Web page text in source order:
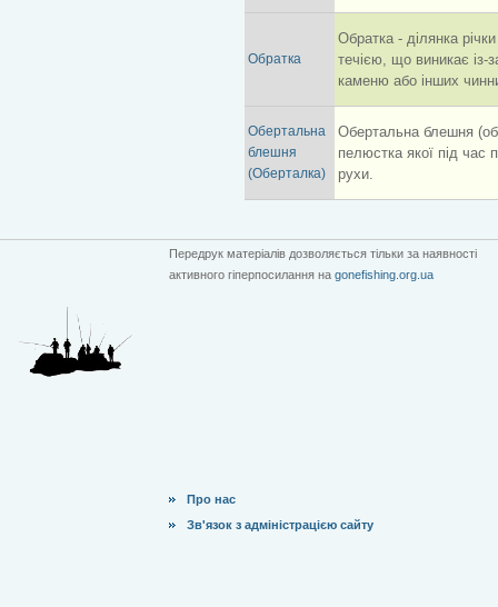
Обратка
Обратка - ділянка
течією, що виникає із-
каменю або інших
Обертальна
блешня
(Оберталка)
Обертальна блешня
пелюстка якої під час
рухи.
Передрук матеріалів дозволяється тільки за наявності
активного гіперпосилання на gonefishing.org.ua
Про нас
Зв'язок з адміністрацією сайту